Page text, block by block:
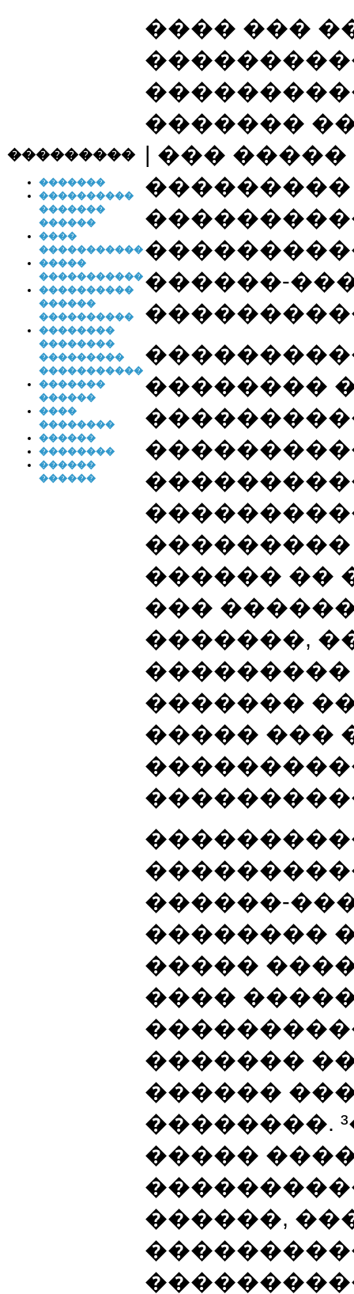
���������
�������
����������
�������
������
����
�����������
�����
�����������
����������
������
����������
��������
��������
���������
�����������
�������
������
����
��������
������
��������
������
������
���� ���
�������
| ���
���������
������-
��������
������ ��
���
�������,
�������
����� ���
������-
��������
�����
����
�������
������
��������.
�����
������,